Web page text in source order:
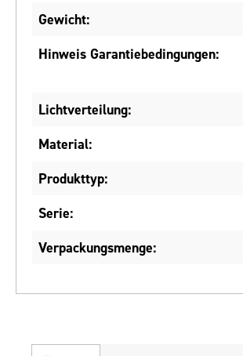
Gewicht:
Hinweis Garantiebedingungen:
Lichtverteilung:
Material:
Produkttyp:
Serie:
Verpackungsmenge: